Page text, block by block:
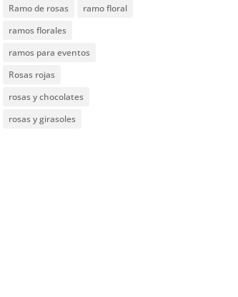
Ramo de rosas
ramo floral
ramos florales
ramos para eventos
Rosas rojas
rosas y chocolates
rosas y girasoles